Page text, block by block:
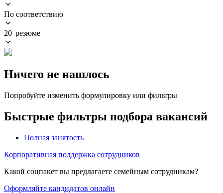
По соответствию
20 резюме
Ничего не нашлось
Попробуйте изменить формулировку или фильтры
Быстрые фильтры подбора вакансий
Полная занятость
Корпоративная поддержка сотрудников
Какой соцпакет вы предлагаете семейным сотрудникам?
Оформляйте кандидатов онлайн